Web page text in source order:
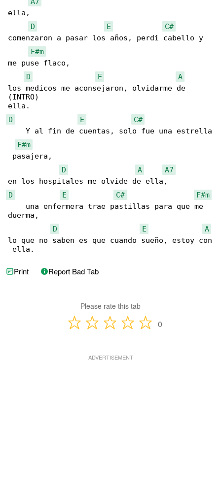
ella,
D
E
C#
comenzaron a pasar los años, perdi cabello y
F#m
me puse flaco,
D
E
A
los medicos me aconsejaron, olvidarme de
(INTRO)
D
E
C#
    Y al fin de cuentas, solo fue una estrella
F#m
pasajera,
D
A
A7
D
E C#
F#m
    una enfermera trae pastillas para que me
duerma,
D
E
A
lo que no saben es que cuando sueño, estoy con
ella.
Print Report Bad Tab
Please rate this tab
0